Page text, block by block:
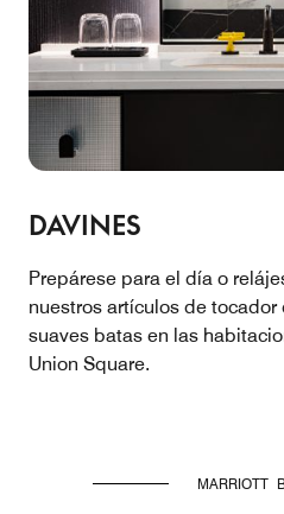
DAVINES
Prepárese para el día o
nuestros artículos de tocador
suaves batas en las
Union Square.
MARRIOTT